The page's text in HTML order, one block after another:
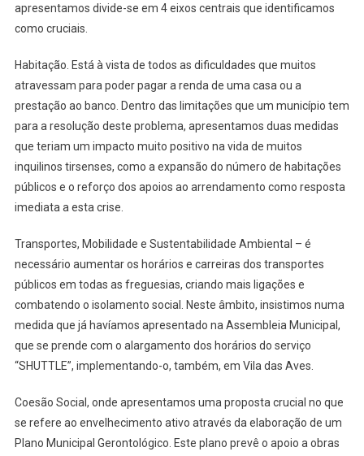
apresentamos divide-se em 4 eixos centrais que identificamos
como cruciais.
Habitação. Está à vista de todos as dificuldades que muitos
atravessam para poder pagar a renda de uma casa ou a
prestação ao banco. Dentro das limitações que um município tem
para a resolução deste problema, apresentamos duas medidas
que teriam um impacto muito positivo na vida de muitos
inquilinos tirsenses, como a expansão do número de habitações
públicos e o reforço dos apoios ao arrendamento como resposta
imediata a esta crise.
Transportes, Mobilidade e Sustentabilidade Ambiental – é
necessário aumentar os horários e carreiras dos transportes
públicos em todas as freguesias, criando mais ligações e
combatendo o isolamento social. Neste âmbito, insistimos numa
medida que já havíamos apresentado na Assembleia Municipal,
que se prende com o alargamento dos horários do serviço
“SHUTTLE”, implementando-o, também, em Vila das Aves.
Coesão Social, onde apresentamos uma proposta crucial no que
se refere ao envelhecimento ativo através da elaboração de um
Plano Municipal Gerontológico. Este plano prevê o apoio a obras